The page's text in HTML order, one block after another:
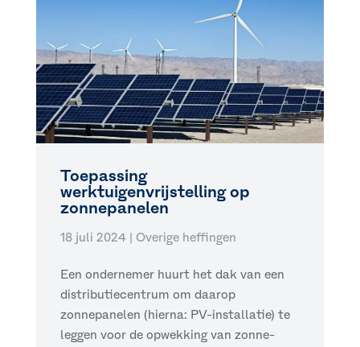
Toepassing
werktuigenvrijstelling op
zonnepanelen
18 juli 2024| Overige heffingen
Een ondernemer huurt het dak van een
distributiecentrum om daarop
zonnepanelen (hierna: PV-installatie) te
leggen voor de opwekking van zonne-